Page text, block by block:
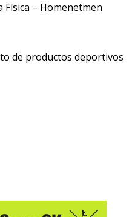
– Homenetmen
de productos deportivos